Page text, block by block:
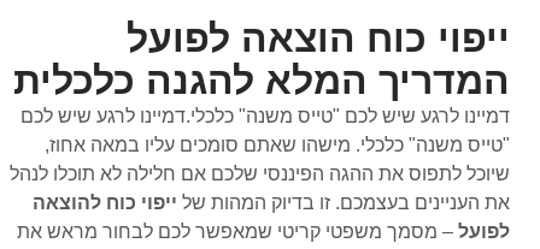
ייפוי כוח הוצאה לפועל
המדריך המלא להגנה כלכלית
דמיינו לרגע שיש לכם "טייס משנה" כלכלי.דמיינו לרגע שיש לכם
"טייס משנה" כלכלי. מישהו שאתם סומכים עליו במאה אחוז,
שיוכל לתפוס את ההגה הפיננסי שלכם אם חלילה לא תוכלו לנהל
את העניינים בעצמכם. זו בדיוק המהות של ייפוי כוח להוצאה
לפועל – מסמך משפטי קריטי שמאפשר לכם לבחור מראש את